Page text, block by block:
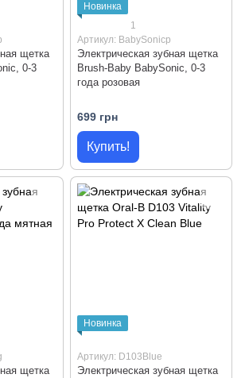
щетка
0-3
Новинка
1
Артикул: BabySonicp
Электрическая зубная щетка
Brush-Baby BabySonic, 0-3
года розовая
699 грн
Купить!
щетка
Новинка
Артикул: D103Blue
Электрическая зубная щетка